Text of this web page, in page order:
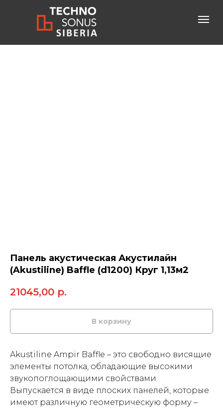
Панель акустическая Акустилайн
(Akustiline) Baffle (d1200) Круг 1,13м2
21045,00 р.
В корзину
Akustiline Ampir Baffle – это свободно висящие
элементы потолка, обладающие высокими
звукопоглощающими свойствами.
Выпускается в виде плоских панелей, которые
имеют различную геометрическую форму –